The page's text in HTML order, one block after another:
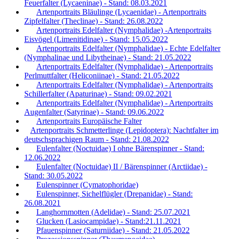
Feuerfalter (Lycaeninae) - Stand: 08.03.2021
Artenportraits Bläulinge (Lycaenidae) - Artenportraits
Zipfelfalter (Theclinae) - Stand: 26.08.2022
Artenportraits Edelfalter (Nymphalidae) -Artenportraits
Eisvögel (Limenitidinae) - Stand: 15.05.2022
Artenportraits Edelfalter (Nymphalidae) - Echte Edelfalter
(Nymphalinae und Libytheinae) - Stand: 21.05.2022
Artenportraits Edelfalter (Nymphalidae) - Artenportraits
Perlmuttfalter (Heliconiinae) - Stand: 21.05.2022
Artenportraits Edelfalter (Nymphalidae) - Artenportraits
Schillerfalter (Apaturinae) - Stand: 09.02.2021
Artenportraits Edelfalter (Nymphalidae) - Artenportraits
Augenfalter (Satyrinae) - Stand: 09.06.2022
Artenportraits Europäische Falter
Artenportraits Schmetterlinge (Lepidoptera): Nachtfalter im
deutschsprachigen Raum - Stand: 21.08.2022
Eulenfalter (Noctuidae) I ohne Bärenspinner - Stand:
12.06.2022
Eulenfalter (Noctuidae) II / Bärenspinner (Arctiidae) -
Stand: 30.05.2022
Eulenspinner (Cymatophoridae)
Eulenspinner, Sichelflügler (Drepanidae) - Stand:
26.08.2021
Langhornmotten (Adelidae) - Stand: 25.07.2021
Glucken (Lasiocampidae) - Stand:21.11.2021
Pfauenspinner (Saturniidae) - Stand: 21.05.2022